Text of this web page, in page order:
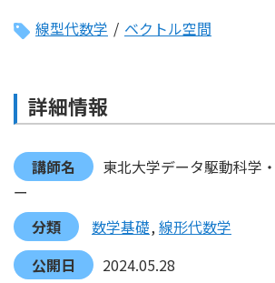
線型代数学 / ベクトル空間
詳細情報
講師名
東北大学データ駆動科学
ー
分類
数学基礎 線形代数学
公開日
2024.05.28